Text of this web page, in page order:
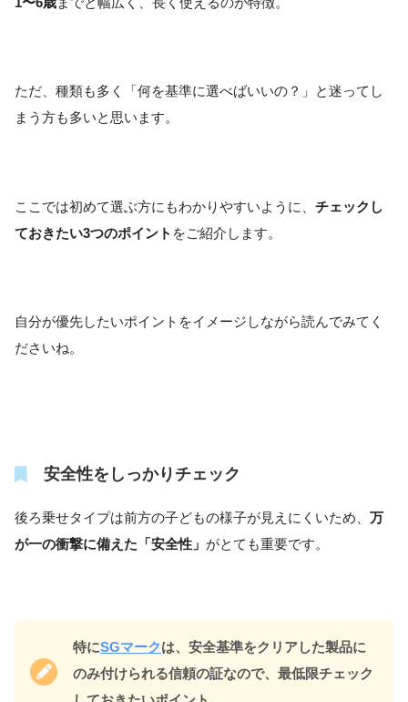
ただ、種類も多く「何を基準に選べばいいの？」と迷ってし
まう方も多いと思います。
ここでは初めて選ぶ方にもわかりやすいように、 チェックし
ておきたい3つのポイント をご紹介します。
自分が優先したいポイントをイメージしながら読んでみてく
ださいね。
安全性をしっかりチェック
後ろ乗せタイプは前方の子どもの様子が見えにくいため、 万
が一の衝撃に備えた「安全性」 がとても重要です。
特にSGマークは、安全基準をクリアした製品に
のみ付けられる信頼の証なので、最低限チェック